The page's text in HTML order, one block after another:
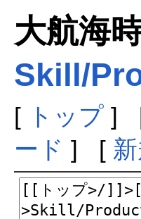
大航海
Skill/
[ トップ]
ード ] [